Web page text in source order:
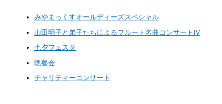
みやまっくすオールディーズスペシャル
山田明子と弟子たちによるフルート名曲コンサートⅣ
七夕フェスタ
晩餐会
チャリティーコンサート